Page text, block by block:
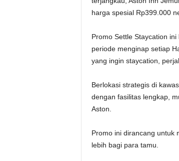
harga spesial Rp399.000
Promo Settle Staycation
periode menginap setiap
yang ingin staycation,
Berlokasi strategis di
dengan fasilitas lengkap,
Aston.
Promo ini dirancang untuk
lebih bagi para tamu.